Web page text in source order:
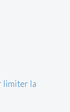
limiter la